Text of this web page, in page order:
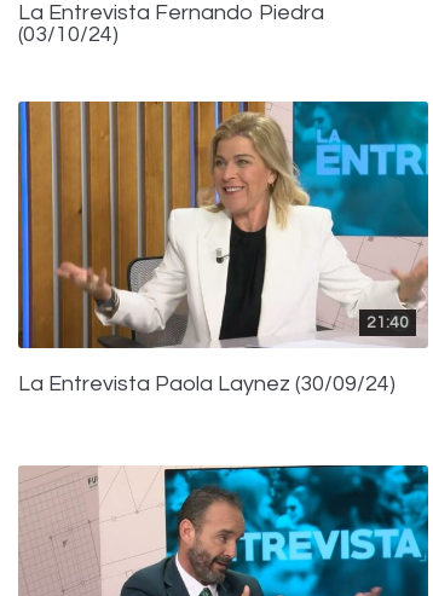
La Entrevista Fernando Piedra
(03/10/24)
21:40
La Entrevista Paola Laynez (30/09/24)